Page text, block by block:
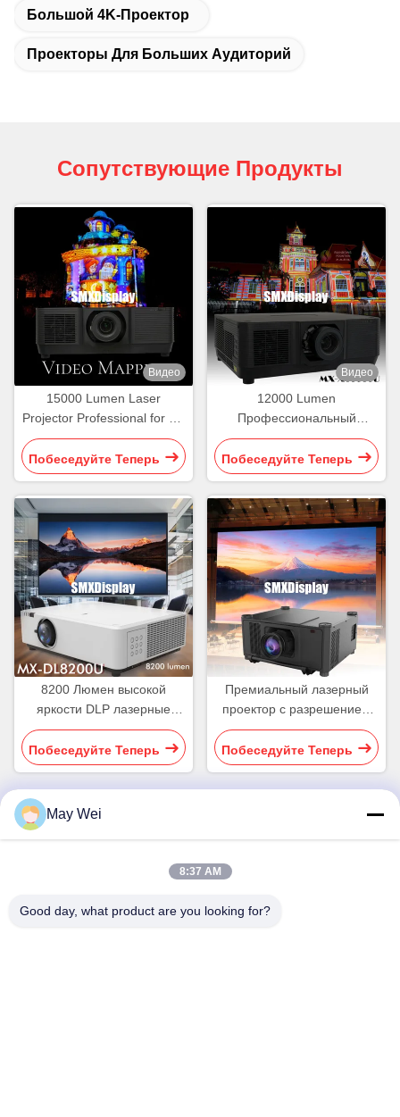
Большой 4K-Проектор
Проекторы Для Больших Аудиторий
Сопутствующие Продукты
Видео
15000 Lumen Laser
Projector Professional for 3D
Hologram Video Mapping
Projection
Побеседуйте Теперь
Видео
12000 Lumen
Профессиональный
лазерный проектор
большой площадки
Картовая проекция
Побеседуйте Теперь
8200 Люмен высокой
яркости DLP лазерные
проекторы WUXGA
Побеседуйте Теперь
Премиальный лазерный
проектор с разрешением
WUXGA
Побеседуйте Теперь
611, блок А, инновационный центр Zhihui, улица Сисянь,
May Wei
8:37 AM
Good day, what product are you looking for?